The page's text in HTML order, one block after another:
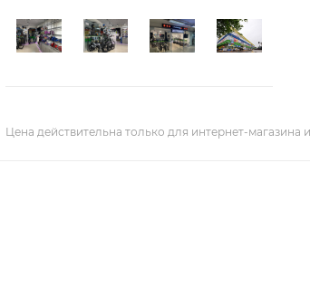
Цена действительна только для интернет-магазина